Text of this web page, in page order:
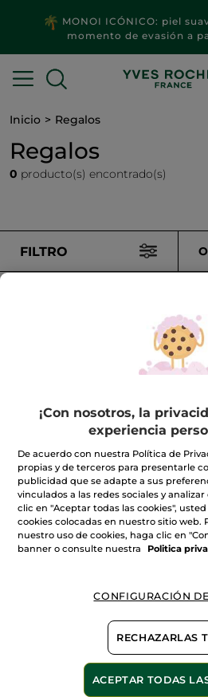
MONOI ICÓNICO: piel
momento de evasión a
Inicio Regalos
Regalos
0 producto(s) encontrado(s)
FILTRO
100%extractos
vegetales
60
Ver más
LIMPIADORES Y
¡Con nosotros, la
experiencia
De acuerdo con nuestra Política de
propias y de terceros para presentarle
publicidad que se adapte a sus
vinculados a las redes sociales y
clic en "Aceptar todas las cookies",
cookies colocadas en nuestro sitio web.
nuestro uso de cookies, haga clic en
banner o consulte nuestra
Politica
CONFIGURACIÓN
RECHAZARLAS
ACEPTAR TODAS